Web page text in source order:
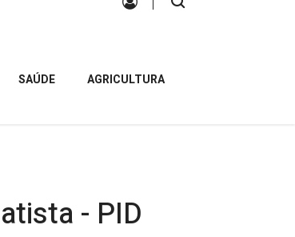
SAÚDE AGRICULTURA
- PID